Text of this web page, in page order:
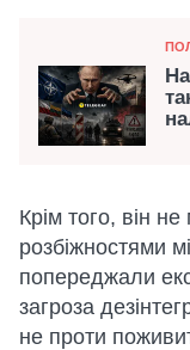
Крім того, він не
розбіжностями
попереджали
загроза
не проти